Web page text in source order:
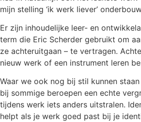
mijn stelling ‘ik werk liever’
Er zijn inhoudelijke leer- en
term die Eric Scherder gebruikt om
ze achteruitgaan – te vertragen.
nieuw werk of een instrument leren
Waar we ook nog bij stil kunnen
bij sommige beroepen een echte
tijdens werk iets anders uitstralen.
helpt als je werk goed past bij je